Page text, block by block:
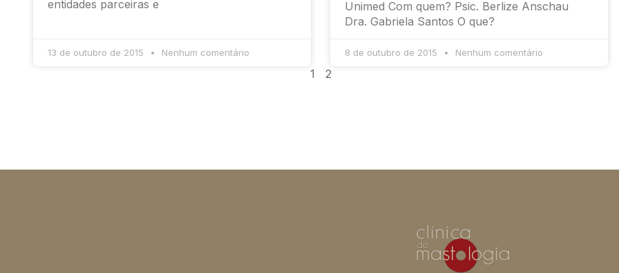
entidades parceiras e
13 de outubro de 2015 Nenhum comentário
Unimed Com quem? Psic. Berlize Anschau
Dra. Gabriela Santos O que?
8 de outubro de 2015 Nenhum comentário
1 2